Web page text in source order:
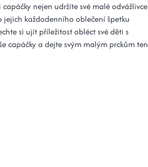
nejen udržíte své malé odvážlivce
jejich každodenního oblečení špetku
si ujít příležitost obléct své děti s
capáčky a dejte svým malým prckům ten